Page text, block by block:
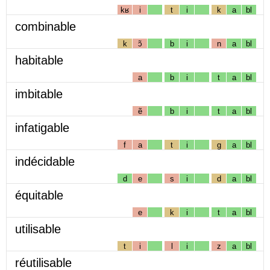
kʁ i t i k a bl
combinable
k ɔ̃ b i n a bl
habitable
a b i t a bl
imbitable
ẽ b i t a bl
infatigable
f a t i g a bl
indécidable
d e s i d a bl
équitable
e k i t a bl
utilisable
t i l i z a bl
réutilisable